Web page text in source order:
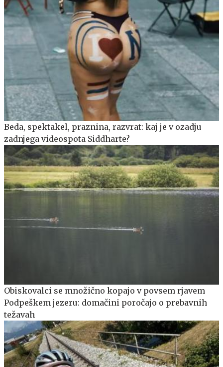
Beda, spektakel, praznina, razvrat: kaj je v ozadju
zadnjega videospota Siddharte?
Obiskovalci se množično kopajo v povsem rjavem
Podpeškem jezeru: domačini poročajo o prebavnih
težavah